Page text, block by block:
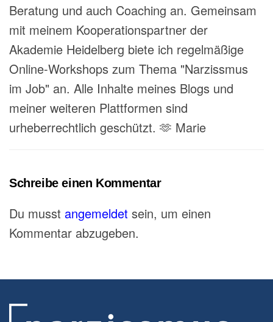
Beratung und auch Coaching an. Gemeinsam
mit meinem Kooperationspartner der
Akademie Heidelberg biete ich regelmäßige
Online-Workshops zum Thema "Narzissmus
im Job" an. Alle Inhalte meines Blogs und
meiner weiteren Plattformen sind
urheberrechtlich geschützt. 🫶 Marie
Schreibe einen Kommentar
Du musst angemeldet sein, um einen
Kommentar abzugeben.